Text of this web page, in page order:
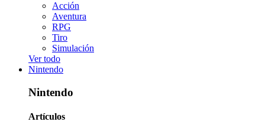
Acción
Aventura
RPG
Tiro
Simulación
Ver todo
Nintendo
Nintendo
Artículos